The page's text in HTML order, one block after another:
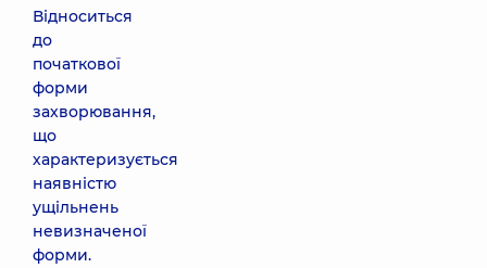
Відноситься
до
початкової
форми
захворювання,
що
характеризується
наявністю
ущільнень
невизначеної
форми.